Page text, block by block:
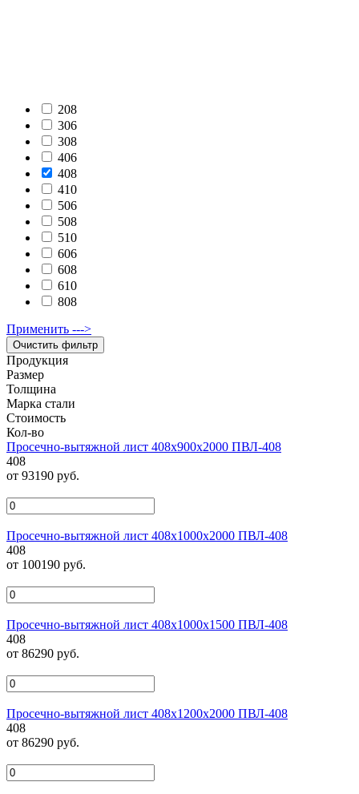
208
306
308
406
408
410
506
508
510
606
608
610
808
Применить --->
Продукция
Размер
Толщина
Марка стали
Стоимость
Кол-во
Просечно-вытяжной лист 408х900х2000 ПВЛ-408
408
от 93190 руб.
Просечно-вытяжной лист 408х1000х2000 ПВЛ-408
408
от 100190 руб.
Просечно-вытяжной лист 408х1000х1500 ПВЛ-408
408
от 86290 руб.
Просечно-вытяжной лист 408х1200х2000 ПВЛ-408
408
от 86290 руб.